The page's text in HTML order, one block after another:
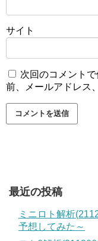
サイト
次回のコメント
前、メールアドレス
最近の投稿
ミニロト解析
予想してみた～